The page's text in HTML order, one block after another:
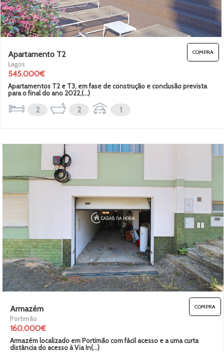
Apartamento T2
Lagos
COMPRA
545.000€
Apartamentos T2 e T3, em fase de construção e conclusão prevista
para o final do ano 2022,(...)
2 2 1
Armazém
Portimão
COMPRA
160.000€
Armazém localizado em Portimão com fácil acesso e a uma curta
distância do acesso à Via In(...)